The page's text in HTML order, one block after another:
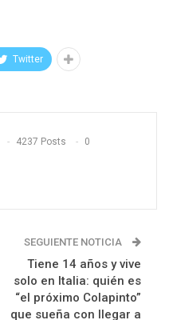
Twitter
4237 Posts 0
SEGUIENTE NOTICIA
Tiene 14 años y vive
solo en Italia: quién es
“el próximo Colapinto”
que sueña con llegar a